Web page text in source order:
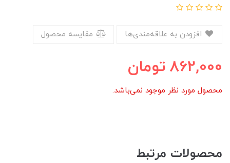
مقایسه محصول
862,000 تومان
محصول مورد نظر موجود نمی‌باشد.
محصولات مرتبط